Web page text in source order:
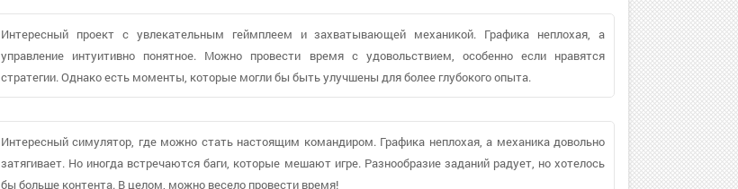
Интересный проект с увлекательным геймплеем и захватывающей механикой. Графика неплохая, а
управление интуитивно понятное. Можно провести время с удовольствием, особенно если нравятся
стратегии. Однако есть моменты, которые могли бы быть улучшены для более глубокого опыта.
Интересный симулятор, где можно стать настоящим командиром. Графика неплохая, а механика довольно
затягивает. Но иногда встречаются баги, которые мешают игре. Разнообразие заданий радует, но хотелось
бы больше контента. В целом, можно весело провести время!